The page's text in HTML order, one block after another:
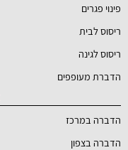
פינוי פגרים
ריסוס לבית
ריסוס לגינה
הדברת מעופפים
הדברה במרכז
הדברה בצפון